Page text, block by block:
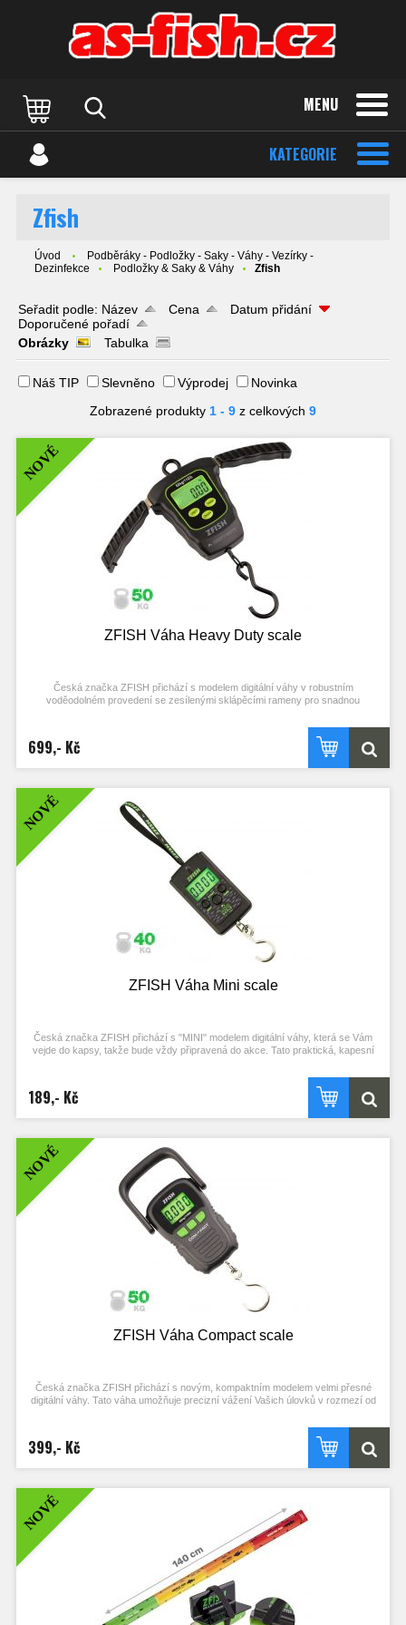
MENU
KATEGORIE
Zfish
Úvod
Podběráky - Podložky - Saky - Váhy - Vezírky -
Dezinfekce
Podložky & Saky & Váhy Zfish
Seřadit podle: Název Cena
Datum přidání
Doporučené pořadí
Obrázky
Tabulka
Náš TIP Slevněno Výprodej
Novinka
Zobrazené produkty 1 - 9 z celkových 9
NOVÉ
ZFISH Váha Heavy Duty scale
Česká značka ZFISH přichází s modelem digitální váhy v robustním
voděodolném provedení se zesílenými sklápěcími rameny pro snadnou
úlovku a sklápěcí ramena pro kompaktní rozměry při transportu. Váha má pevné
závěsné očko a hák pro zavěšení vážících saků, síťí nebo tašek. Celé váze
dominuje velký a přehledný digitální displej s příjemným zeleným podsvícením.
Funkce TARE pro odečet hmotnosti vážícího saku/tašky/podložky atp.
Zesílená sklápěcí ramena pro snadné držení a manupulaci
Nosnost do 50kg
Rozměry: 26 x 15,5 cm ( ve složeném stavu 11x14 cm )
Napájení zajištují 2x AAA baterie ( Baterie jsou součástí balení ! )
699,- Kč
NOVÉ
ZFISH Váha Mini scale
Česká značka ZFISH přichází s "MINI" modelem digitální váhy, která se Vám
vejde do kapsy, takže bude vždy připravená do akce. Tato praktická, kapesní
zvážení Vašich úlovků až do 40kg. Zapnutí a vypnutí probíhá stisknutím tlačítka
ON/OFF. Krátkými stisky tlačítka UNIT změníte jednotky hmotnosti (kg, lbs, oz),
Funkce TARE umožňuje odečet hmotnosti vážících pomůcek jako jsou saky,
Rozsah vážení 0,03 Kg až 40kg s velmi vysokou přesností
Zobrazení jednotek v Kg, lb, OZ
Funkce TARE pro odečet hmotnosti vážícího saku/tašky/podložky atp.
Automatické vypnutí po 60 sekundách nečinnosti
Podsvícený display s indikátorem stavu baterie
Rozměry ve složeném stavu: 49x105 mm
Napájení: 2x AAA baterie ( Baterie jsou součástí balení ! )
189,- Kč
NOVÉ
ZFISH Váha Compact scale
Česká značka ZFISH přichází s novým, kompaktním modelem velmi přesné
digitální váhy. Tato váha umožňuje precizní vážení Vašich úlovků v rozmezí od
probíhá stisknutím tlačítka ON/OFF. Krátkými stisky tlačítka UNIT změníte
jednotky hmotnosti (kg, lbs, oz), na displeji. Funkce TARE umožňuje odečet
hmotnosti vážících pomůcek jako jsou saky a tašky. Kromě těchto funkcí váha
pásmem, takže úlovek si nejen snadno zvážíte, ale také změříte jeho přesnou
délku. Velkou výhodou při manupulaci je pevná, masivní, integrovaná rukojeť,
kterou je navíc možné zasunout tak, aby měla váha co nejmenší rozměry při
Rozsah vážení 0,02 Kg až 50kg s velmi vysokou přesností
Zobrazení jednotek v Kg, lb, OZ
Funkce TARE pro odečet hmotnosti vážícího saku/tašky/podložky atp.
Automatické vypnutí po 60 sekundách nečinnosti
Vestavěný teploměr °C
Podsvícený display s indikátorem stavu baterie
399,- Kč
NOVÉ